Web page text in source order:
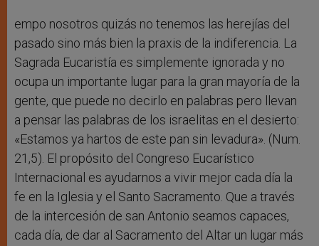
empo nosotros quizás no tenemos las herejías del
pasado sino más bien la praxis de la indiferencia. La
Sagrada Eucaristía es simplemente ignorada y no
ocupa un importante lugar para la gran mayoría de la
gente, que puede no decirlo en palabras pero llevan
a pensar las palabras de los israelitas en el desierto:
«Estamos ya hartos de este pan sin levadura». (Num.
21,5). El propósito del Congreso Eucarístico
Internacional es ayudarnos a vivir mejor cada día la
fe en la Iglesia y el Santo Sacramento. Que a través
de la intercesión de san Antonio seamos capaces,
cada día, de dar al Sacramento del Altar un lugar más